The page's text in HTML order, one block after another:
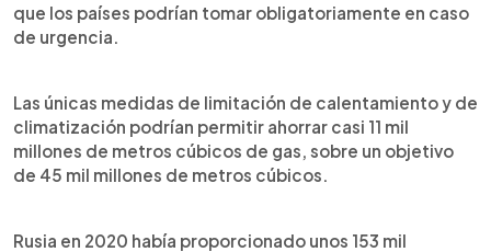
que los países podrían tomar obligatoriamente en caso
de urgencia.
Las únicas medidas de limitación de calentamiento y de
climatización podrían permitir ahorrar casi 11 mil
millones de metros cúbicos de gas, sobre un objetivo
de 45 mil millones de metros cúbicos.
Rusia en 2020 había proporcionado unos 153 mil